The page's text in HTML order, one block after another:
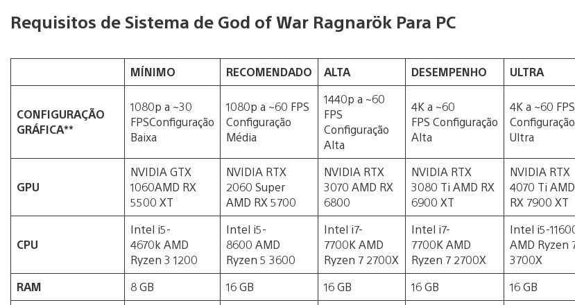
Requisitos de Sistema de God of War Ragnarök Para PC
MÍNIMO RECOMENDADO ALTA DESEMPENHO ULTRA
CONFIGURAÇÃO
GRÁFICA**
1080p a ~30
FPSConfiguração
Baixa
1080p a ~60 FPS
Configuração
Média
1440p a ~60
FPS
Configuração
Alta
4K a ~60
FPS Configuração
Alta
4K a ~60 FPS
Configuração
Ultra
GPU
NVIDIA GTX
1060AMD RX
5500 XT
NVIDIA RTX
2060 Super
AMD RX 5700
NVIDIA RTX
3070 AMD RX
6800
NVIDIA RTX
3080 Ti AMD RX
6900 XT
NVIDIA RTX
4070 Ti AMD
RX 7900 XT
CPU
Intel i5-
4670k AMD
Ryzen 3 1200
Intel i5-
8600 AMD
Ryzen 5 3600
Intel i7-
7700K AMD
Ryzen 7 2700X
Intel i7-
7700K AMD
Ryzen 7 2700X
Intel i5-
AMD Ryzen
3700X
RAM
8 GB 16 GB 16 GB 16 GB 16 GB